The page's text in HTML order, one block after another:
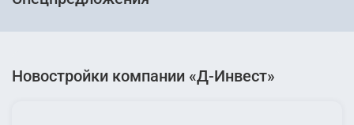
Новостройки компании «Д-Инвест»